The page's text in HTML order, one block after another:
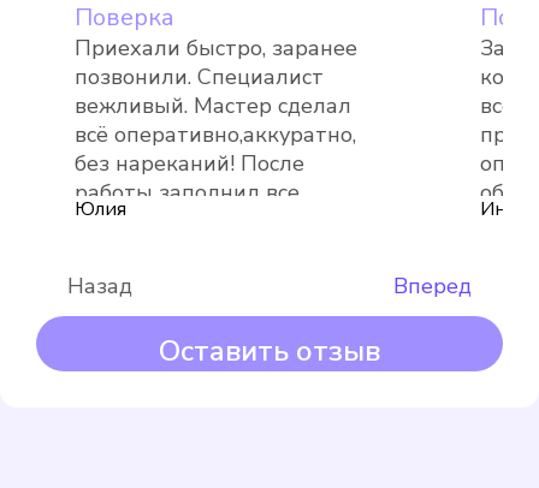
Itelma WFK20.D080
Подробнее
Выбрать
Назад Вперед
Поверка
Приехали быстро, заранее
позвонили. Специалист
вежливый. Мастер сделал
всё оперативно,аккуратно,
без нареканий! После
работы заполнил все
документы, подробно
Юлия
все
Инна
Оставить отзыв